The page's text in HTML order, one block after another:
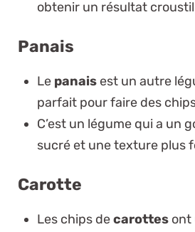
obtenir un résultat
Panais
Le panais est un autre
parfait pour faire des
C’est un légume qui a un
sucré et une texture plus
Carotte
Les chips decarottes ont